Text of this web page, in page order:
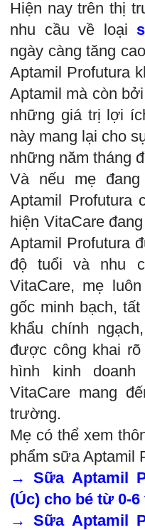
Hiện nay trên thị
nhu cầu về loại
ngày càng tăng
Aptamil Profutura
Aptamil mà còn
những giá trị lợi
này mang lại cho
những năm tháng
Và nếu mẹ
Aptamil Profutura
hiện VitaCare
Aptamil Profutura
độ tuổi và nhu
VitaCare, mẹ
gốc minh bạch,
khẩu chính
được công khai
hình kinh
VitaCare mang
trường.
Mẹ có thể xem
phẩm sữa Aptamil
→Sữa Aptamil
(Úc) cho bé từ 0-
→Sữa Aptamil